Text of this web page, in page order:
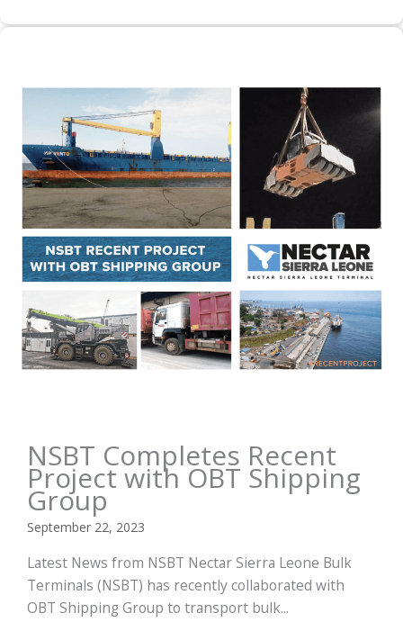
NSBT Completes Recent
Project with OBT Shipping
Group
September 22, 2023
Latest News from NSBT Nectar Sierra Leone Bulk
Terminals (NSBT) has recently collaborated with
OBT Shipping Group to transport bulk...